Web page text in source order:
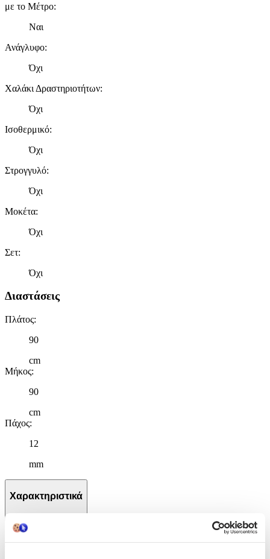
με το Μέτρο:
Ναι
Ανάγλυφο:
Όχι
Χαλάκι Δραστηριοτήτων:
Όχι
Ισοθερμικό:
Όχι
Στρογγυλό:
Όχι
Μοκέτα:
Όχι
Σετ:
Όχι
Διαστάσεις
Πλάτος:
90
cm
Μήκος:
90
cm
Πάχος:
12
mm
Χαρακτηριστικά
+
Χαρακτηριστικά